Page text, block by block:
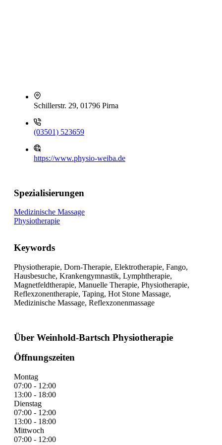
Schillerstr. 29, 01796 Pirna
(03501) 523659
https://www.physio-weiba.de
Spezialisierungen
Medizinische Massage
Physiotherapie
Keywords
Physiotherapie, Dorn-Therapie, Elektrotherapie, Fango,
Hausbesuche, Krankengymnastik, Lymphtherapie,
Magnetfeldtherapie, Manuelle Therapie, Physiotherapie,
Reflexzonentherapie, Taping, Hot Stone Massage,
Medizinische Massage, Reflexzonenmassage
Über Weinhold-Bartsch Physiotherapie
Öffnungszeiten
Montag
07:00 - 12:00
13:00 - 18:00
Dienstag
07:00 - 12:00
13:00 - 18:00
Mittwoch
07:00 - 12:00